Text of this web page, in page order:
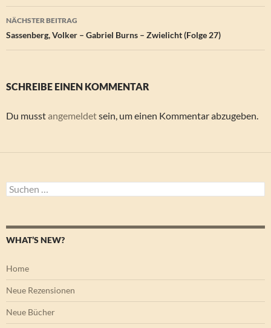
NÄCHSTER BEITRAG
Sassenberg, Volker – Gabriel Burns – Zwielicht (Folge 27)
SCHREIBE EINEN KOMMENTAR
Du musstangemeldetsein, um einen Kommentar abzugeben.
Suchen
nach:
WHAT’S NEW?
Home
Neue Rezensionen
Neue Bücher